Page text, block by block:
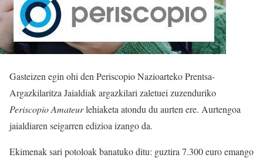
Gasteizen egin ohi den Periscopio Nazioarteko Prentsa-
Argazkilaritza Jaialdiak argazkilari zaletuei zuzenduriko
Periscopio Amateurlehiaketa atondu du aurten ere. Aurtengoa
jaialdiaren seigarren edizioa izango da.
Ekimenak sari potoloak banatuko ditu: guztira 7.300 euro emango